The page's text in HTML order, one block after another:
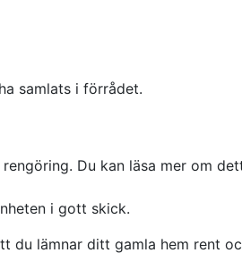
samlats i förrådet.
Du kan läsa mer om
i gott skick.
du lämnar ditt gamla hem rent